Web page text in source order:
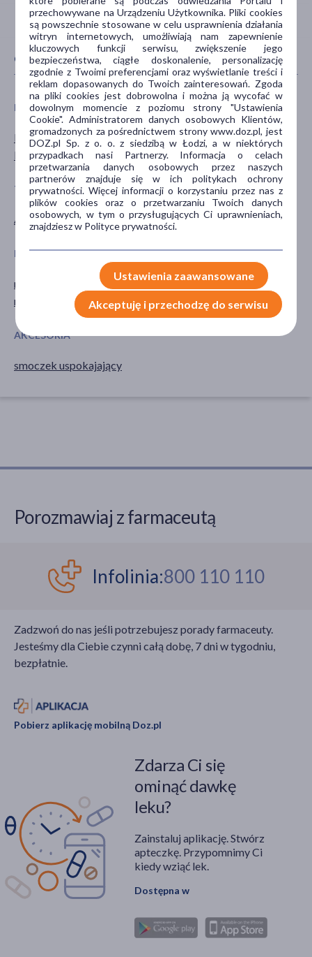
CECHY PRODUKTU
PŁEĆ
Mężczyzna
Kobieta
WIEK
dla dzieci
0-6 miesięcy
TYP PRODUKTU
Akcesoria
SPECYFIKA
Bez BPA
PORA STOSOWANIA
na dzień
na noc
SPOSÓB APLIKACJI
w jamie ustnej
AKCESORIA
smoczek uspokajający
Porozmawiaj z farmaceutą
Infolinia:800 110 110
Zadzwoń do nas jeśli potrzebujesz porady farmaceuty.
Jesteśmy dla Ciebie czynni całą dobę, 7 dni w tygodniu,
bezpłatnie.
Pobierz aplikację mobilną Doz.pl
Zdarza Ci się
ominąć dawkę
leku?
Zainstaluj aplikację. Stwórz
apteczkę. Przypomnimy Ci
kiedy wziąć lek.
Dostępna w
przechowywane na Urządzeniu Użytkownika. Pliki cookies
są powszechnie stosowane w celu usprawnienia działania
witryn internetowych, umożliwiają nam zapewnienie
kluczowych funkcji serwisu, zwiększenie jego
bezpieczeństwa, ciągłe doskonalenie, personalizację
zgodnie z Twoimi preferencjami oraz wyświetlanie treści i
reklam dopasowanych do Twoich zainteresowań. Zgoda
na pliki cookies jest dobrowolna i można ją wycofać w
dowolnym momencie z poziomu strony "Ustawienia
Cookie". Administratorem danych osobowych Klientów,
gromadzonych za pośrednictwem strony www.doz.pl, jest
DOZ.pl Sp. z o. o. z siedzibą w Łodzi, a w niektórych
przypadkach nasi Partnerzy. Informacja o celach
przetwarzania danych osobowych przez naszych
partnerów znajduje się w ich politykach ochrony
prywatności. Więcej informacji o korzystaniu przez nas z
plików cookies oraz o przetwarzaniu Twoich danych
osobowych, w tym o przysługujących Ci uprawnieniach,
znajdziesz w Polityce prywatności.
Ustawienia zaawansowane
Akceptuję i przechodzę do serwisu